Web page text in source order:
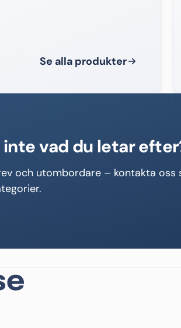
Se alla produkter
vad du letar
och utombordare – kontakta oss